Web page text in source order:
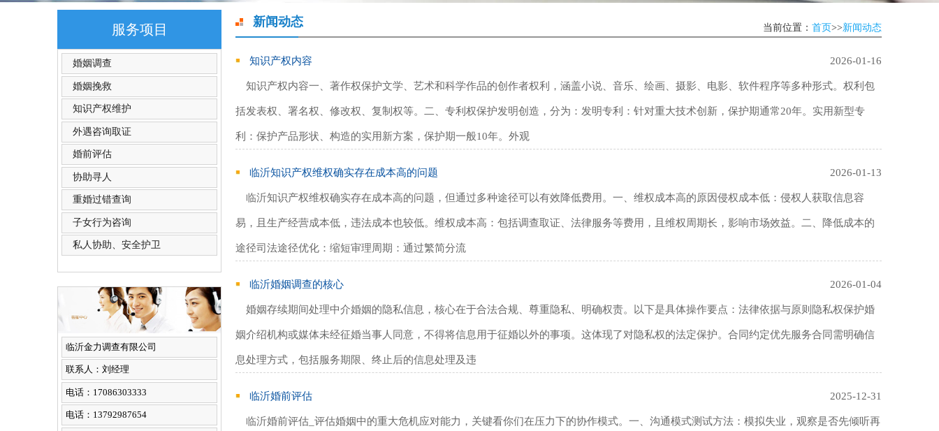
服务项目
婚姻调查
婚姻挽救
知识产权维护
外遇咨询取证
婚前评估
协助寻人
重婚过错查询
子女行为咨询
私人协助、安全护卫
临沂金力调查有限公司
联系人：刘经理
电话：17086303333
电话：13792987654
新闻动态 当前位置： 首页>>新闻动态
知识产权内容 2026-01-16
知识产权内容一、著作权保护文学、艺术和科学作品的创作者权利，涵盖小说、音乐、绘画、摄影、电影、软件程序等多种形式。权利包
括发表权、署名权、修改权、复制权等。二、专利权保护发明创造，分为：发明专利‌：针对重大技术创新，保护期通常20年。实用新型专
利‌：保护产品形状、构造的实用新方案，保护期一般10年。外观
临沂知识产权维权确实存在成本高的问题 2026-01-13
临沂知识产权维权确实存在成本高的问题，但通过多种途径可以有效降低费用。一、维权成本高的原因‌侵权成本低‌：侵权人获取信息容
易，且生产经营成本低，违法成本也较低。‌维权成本高‌：包括调查取证、法律服务等费用，且维权周期长，影响市场效益。二、降低成本的
途径‌司法途径优化‌：‌缩短审理周期‌：通过繁简分流
临沂婚姻调查的核心 2026-01-04
婚姻存续期间处理中介婚姻的隐私信息，核心在于‌合法合规、尊重隐私、明确权责‌。以下是具体操作要点：法律依据与原则‌隐私权保护‌婚
姻介绍机构或媒体未经征婚当事人同意，不得将信息用于征婚以外的事项。这体现了对隐私权的法定保护。‌合同约定优先‌服务合同需明确信
息处理方式，包括服务期限、终止后的信息处理及违
临沂婚前评估 2025-12-31
临沂婚前评估_评估婚姻中的重大危机应对能力，关键看你们在压力下的协作模式。一、沟通模式测试方法‌：模拟失业，观察是否先倾听再